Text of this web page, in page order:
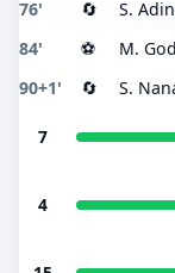
76' 🔄 S.
84' ⚽ M.
90+1' 🔄 S.
7
4